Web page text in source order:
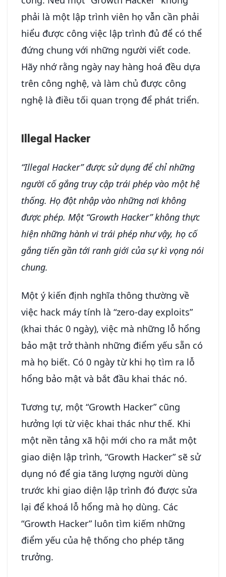
phải là một lập trình viên họ vẫn cần phải
hiểu được công việc lập trình đủ để có thể
đứng chung với những người viết code.
Hãy nhớ rằng ngày nay hàng hoá đều dựa
trên công nghệ, và làm chủ được công
nghệ là điều tối quan trọng để phát triển.
Illegal Hacker
“Illegal Hacker” được sử dụng để chỉ những
người cố gắng truy cập trái phép vào một hệ
thống. Họ đột nhập vào những nơi không
được phép. Một “Growth Hacker” không thực
hiện những hành vi trái phép như vậy, họ cố
gắng tiến gần tới ranh giới của sự kì vọng nói
chung.
Một ý kiến định nghĩa thông thường về
việc hack máy tính là “zero-day exploits”
(khai thác 0 ngày), việc mà những lỗ hổng
bảo mật trở thành những điểm yếu sẵn có
mà họ biết. Có 0 ngày từ khi họ tìm ra lỗ
hổng bảo mật và bắt đầu khai thác nó.
Tương tự, một “Growth Hacker” cũng
hưởng lợi từ việc khai thác như thế. Khi
một nền tảng xã hội mới cho ra mắt một
giao diện lập trình, “Growth Hacker” sẽ sử
dụng nó để gia tăng lượng người dùng
trước khi giao diện lập trình đó được sửa
lại để khoá lỗ hổng mà họ dùng. Các
“Growth Hacker” luôn tìm kiếm những
điểm yếu của hệ thống cho phép tăng
trưởng.